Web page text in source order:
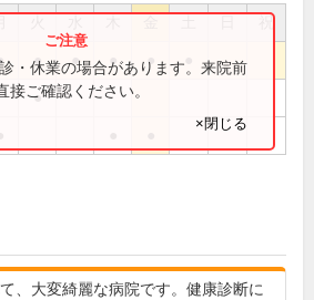
祝
● ● ● ● ●
●
・休業の場合があります。来院前
接ご確認ください。
×閉じる
、大変綺麗な病院です。健康診断に